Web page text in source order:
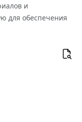
и
для обеспечения